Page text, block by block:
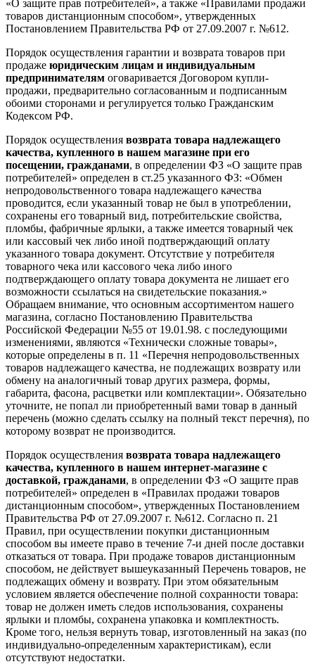
«О защите прав потребителей», а также «Правилами продажи
товаров дистанционным способом», утвержденных
Постановлением Правительства РФ от 27.09.2007 г. №612.
Порядок осуществления гарантии и возврата товаров при
продаже юридическим лицам и индивидуальным
предпринимателям оговаривается Договором купли-
продажи, предварительно согласованным и подписанным
обоими сторонами и регулируется только Гражданским
Кодексом РФ.
Порядок осуществления возврата товара надлежащего
качества, купленного в нашем магазине при его
посещении, гражданами, в определении ФЗ «О защите прав
потребителей» определен в ст.25 указанного ФЗ: «Обмен
непродовольственного товара надлежащего качества
проводится, если указанный товар не был в употреблении,
сохранены его товарный вид, потребительские свойства,
пломбы, фабричные ярлыки, а также имеется товарный чек
или кассовый чек либо иной подтверждающий оплату
указанного товара документ. Отсутствие у потребителя
товарного чека или кассового чека либо иного
подтверждающего оплату товара документа не лишает его
возможности ссылаться на свидетельские показания.»
Обращаем внимание, что основным ассортиментом нашего
магазина, согласно Постановлению Правительства
Российской Федерации №55 от 19.01.98. с последующими
изменениями, являются «Технически сложные товары»,
которые определены в п. 11 «Перечня непродовольственных
товаров надлежащего качества, не подлежащих возврату или
обмену на аналогичный товар других размера, формы,
габарита, фасона, расцветки или комплектации». Обязательно
уточните, не попал ли приобретенный вами товар в данный
перечень (можно сделать ссылку на полный текст перечня), по
которому возврат не производится.
Порядок осуществления возврата товара надлежащего
качества, купленного в нашем интернет-магазине с
доставкой, гражданами, в определении ФЗ «О защите прав
потребителей» определен в «Правилах продажи товаров
дистанционным способом», утвержденных Постановлением
Правительства РФ от 27.09.2007 г. №612. Согласно п. 21
Правил, при осуществлении покупки дистанционным
способом вы имеете право в течение 7-и дней после доставки
отказаться от товара. При продаже товаров дистанционным
способом, не действует вышеуказанный Перечень товаров, не
подлежащих обмену и возврату. При этом обязательным
условием является обеспечение полной сохранности товара:
товар не должен иметь следов использования, сохранены
ярлыки и пломбы, сохранена упаковка и комплектность.
Кроме того, нельзя вернуть товар, изготовленный на заказ (по
индивидуально-определенным характеристикам), если
отсутствуют недостатки.